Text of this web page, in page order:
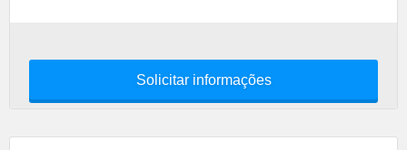
Solicitar informações